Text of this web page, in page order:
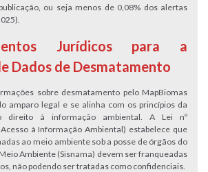
ou seja menos de 0,08% dos alertas
Jurídicos para a
Dados de Desmatamento
sobre desmatamento pelo MapBiomas
amparo legal e se alinha com os princípios da
direito à informação ambiental. A Lei nº
à Informação Ambiental) estabelece que
ao meio ambiente sob a posse de órgãos do
Ambiente (Sisnama) devem ser franqueadas
não podendo ser tratadas como confidenciais.